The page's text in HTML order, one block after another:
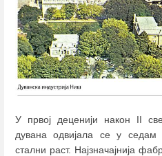
У првој деценији након II
дувана одвијала се у
стални раст. Најзначајнија